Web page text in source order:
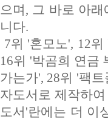
으며, 그 바로 아
니다.
7위 '혼모노', 12
16위 '박곰희 연금
가는가', 28위 '팩
자도서로 제작하
도서'란에는 더 이